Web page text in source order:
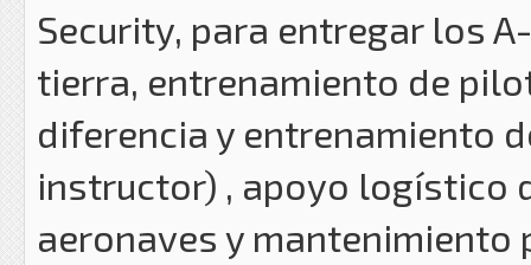
Security, para entregar los
tierra, entrenamiento de
diferencia y entrenamiento
instructor) , apoyo logístico
aeronaves y mantenimiento